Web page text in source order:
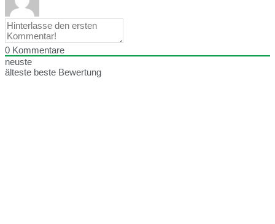
0 Kommentare
neuste
älteste beste Bewertung